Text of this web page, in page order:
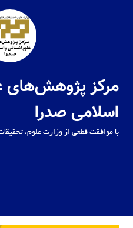
مرکز پژوهش‌های
اسلامی صدرا
با موافقت قطعی از وزارت علوم،